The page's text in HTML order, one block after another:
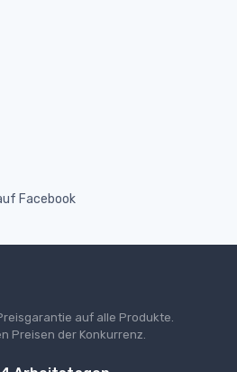
Facebook
auf alle Produkte.
Preisen der Konkurrenz.